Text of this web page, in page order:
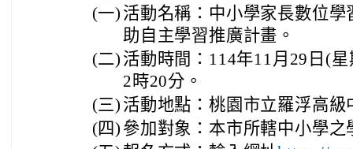
(一) 活動名稱：中小學家長數位
助自主學習推廣計畫。
(二) 活動時間：114年11月29日(
2時20分。
(三) 活動地點：桃園市立羅浮高級
(四) 參加對象：本市所轄中小學之